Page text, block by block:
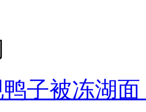
子被冻湖